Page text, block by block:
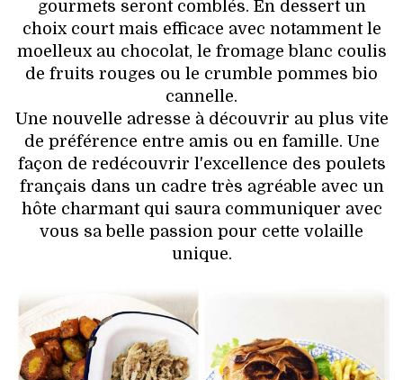
gourmets seront comblés. En dessert un
choix court mais efficace avec notamment le
moelleux au chocolat, le fromage blanc coulis
de fruits rouges ou le crumble pommes bio
cannelle.
Une nouvelle adresse à découvrir au plus vite
de préférence entre amis ou en famille. Une
façon de redécouvrir l'excellence des poulets
français dans un cadre très agréable avec un
hôte charmant qui saura communiquer avec
vous sa belle passion pour cette volaille
unique.